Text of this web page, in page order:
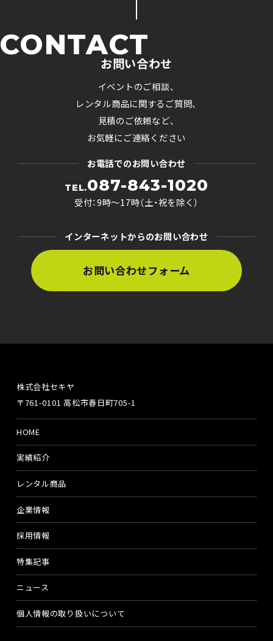
CONTACT
お問い合わせ
イベントのご相談、
レンタル商品に関するご質問、
見積のご依頼など、
お気軽にご連絡ください
お電話でのお問い合わせ
TEL.087-843-1020
受付：9時〜17時（土・祝を除く）
インターネットからのお問い合わせ
お問い合わせフォーム
株式会社セキヤ
〒761-0101 高松市春日町705-1
HOME
実績紹介
レンタル商品
企業情報
採用情報
特集記事
ニュース
個人情報の取り扱いについて